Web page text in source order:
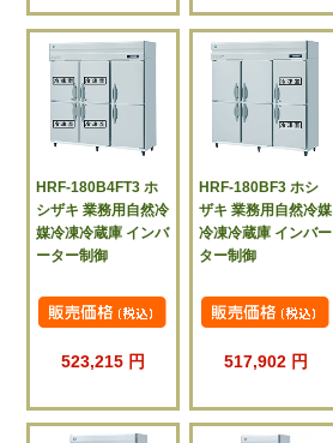
HRF-180B4FT3 ホ
シザキ 業務用自然冷
媒冷凍冷蔵庫 インバ
ーター制御
523,215 円
HRF-180BF3 ホシ
ザキ 業務用自然冷媒
冷凍冷蔵庫 インバー
ター制御
517,902 円